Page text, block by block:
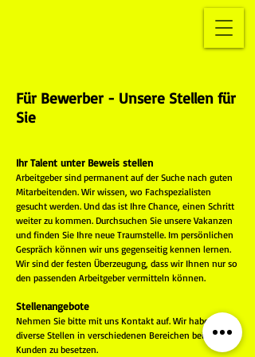
Für Bewerber - Unsere Stellen für
Sie
Ihr Talent unter Beweis stellen
Arbeitgeber sind permanent auf der Suche nach guten
Mitarbeitenden. Wir wissen, wo Fachspezialisten
gesucht werden. Und das ist Ihre Chance, einen Schritt
weiter zu kommen. Durchsuchen Sie unsere Vakanzen
und finden Sie Ihre neue Traumstelle. Im persönlichen
Gespräch können wir uns gegenseitig kennen lernen.
Wir sind der festen Überzeugung, dass wir Ihnen nur so
den passenden Arbeitgeber vermitteln können.
Stellenangebote
Nehmen Sie bitte mit uns Kontakt auf. Wir haben
diverse Stellen in verschiedenen Bereichen bei unseren
Kunden zu besetzen.